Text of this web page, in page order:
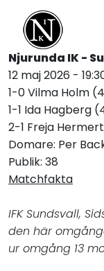
Njurunda IK -
12 maj 2026 -
1-0 Vilma Holm
1-1 Ida Hagberg
2-1 Freja
Domare: Per
Publik: 38
Matchfakta
IFK Sundsvall,
den här
ur omgång 13